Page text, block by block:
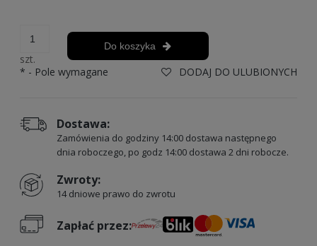
szt.
Do koszyka
DODAJ DO ULUBIONYCH
* - Pole wymagane
Dostawa:
Zamówienia do godziny 14:00 dostawa następnego
dnia roboczego, po godz 14:00 dostawa 2 dni robocze.
Zwroty:
14 dniowe prawo do zwrotu
Zapłać przez: